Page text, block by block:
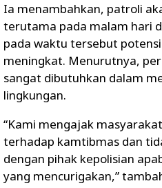
Ia menambahkan, patroli
terutama pada malam hari
pada waktu tersebut
meningkat. Menurutnya,
sangat dibutuhkan dalam
lingkungan.
“Kami mengajak
terhadap kamtibmas dan
dengan pihak kepolisian
yang mencurigakan,”